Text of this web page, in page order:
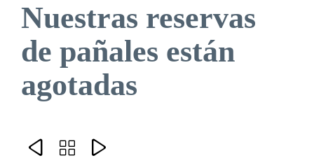
Nuestras reservas
de pañales están
agotadas
  